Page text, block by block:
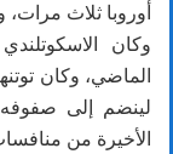
أوروبا ثلاث مرات،
وكان
الماضي، وكان
لينضم إلى
الأخيرة من